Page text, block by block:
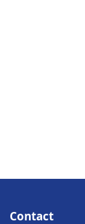
Contact